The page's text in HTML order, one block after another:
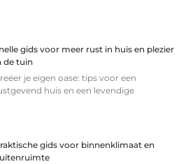
gids voor meer rust in huis en plezier
de tuin
je eigen oase: tips voor een
huis en een levendige
gids voor binnenklimaat en